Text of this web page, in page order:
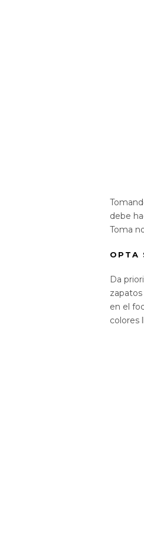
debe
Toma
OPTA
Da
en el
colores